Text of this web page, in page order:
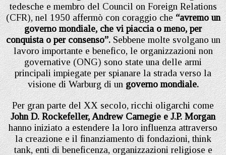
tedesche e membro del Council on Foreign Relations
(CFR), nel 1950 affermò con coraggio che“avremo un
governo mondiale, che vi piaccia o meno, per
conquista o per consenso”.Sebbene molte svolgano un
lavoro importante e benefico, le organizzazioni non
governative (ONG) sono state una delle armi
principali impiegate per spianare la strada verso la
visione di Warburg di un governo mondiale.
Per gran parte del XX secolo, ricchi oligarchi come
John D. Rockefeller, Andrew Carnegie e J.P. Morgan
hanno iniziato a estendere la loro influenza attraverso
la creazione e il finanziamento di fondazioni, think
tank, enti di beneficenza, organizzazioni religiose e